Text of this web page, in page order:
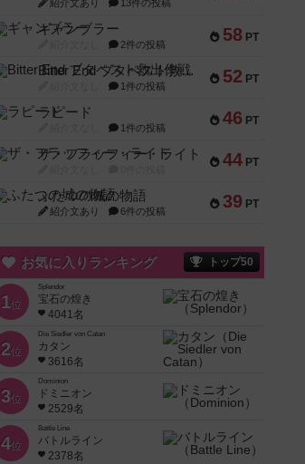
紹介文あり 13件の投稿
58 PT
ギャンブラー
2件の投稿
52 PT
Bitter End ブタペスト救出作戦
1件の投稿
46 PT
ラピード
1件の投稿
44 PT
ザ・フラッフィー・ライト
39 PT
ふたつの城の物語
紹介文あり 6件の投稿
お気に入りランキング トップ50
1位
Splendor
宝石の煌き
4041名
2位
Die Siedler von Catan
カタン
3616名
3位
Dominion
ドミニオン
2529名
4位
Battle Line
バトルライン
2378名